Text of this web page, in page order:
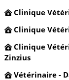
Clinique
Clinique
Clinique
Zinzius
Vétérinaire -